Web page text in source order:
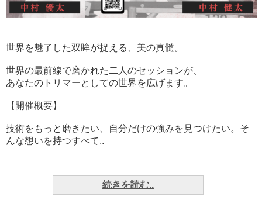
世界を魅了した双眸が捉える、美の真髄。
世界の最前線で磨かれた二人のセッションが、
あなたのトリマーとしての世界を広げます。
【開催概要】
技術をもっと磨きたい、自分だけの強みを見つけたい。そ
んな想いを持つすべて..
続きを読む..